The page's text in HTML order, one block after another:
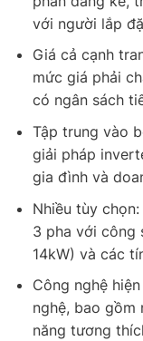
với người lắp
Giá cả cạnh
mức giá phải
có ngân sách
Tập trung vào
giải pháp
gia đình và
Nhiều tùy
3 pha với công
14kW) và các
Công nghệ
nghệ, bao gồm
năng tương